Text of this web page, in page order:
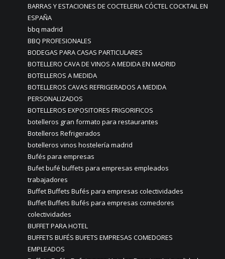
BARRAS Y ESTACIONES DE COCTELERIA CÓCTEL COCKTAIL EN
ESPAÑA
bbq madrid
BBQ PROFESIONALES
BODEGAS PARA CASAS PARTICULARES
BOTELLERO CAVA DE VINOS A MEDIDA EN MADRID
BOTELLEROS A MEDIDA
BOTELLEROS CAVAS REFRIGERADOS A MEDIDA
PERSONALIZADOS
BOTELLEROS EXPOSITORES FRIGORIFICOS
botelleros gran formato para restaurantes
Botelleros Refrigerados
botelleros vinos hostelería madrid
Bufés para empresas
Bufet bufé buffets para empresas empleados
trabajadores
Buffet Buffets Bufés para empresas colectividades
Buffet Buffets Bufés para empresas comedores
colectividades
BUFFET PARA HOTEL
BUFFETS BUFÉS BUFETS EMPRESAS COMEDORES
EMPLEADOS